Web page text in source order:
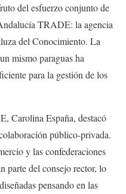
del esfuerzo conjunto de
TRADE: la agencia
del Conocimiento. La
mismo paraguas ha
para la gestión de los
Carolina España, destacó
público-privada.
y las confederaciones
parte del consejo rector, lo
pensando en las